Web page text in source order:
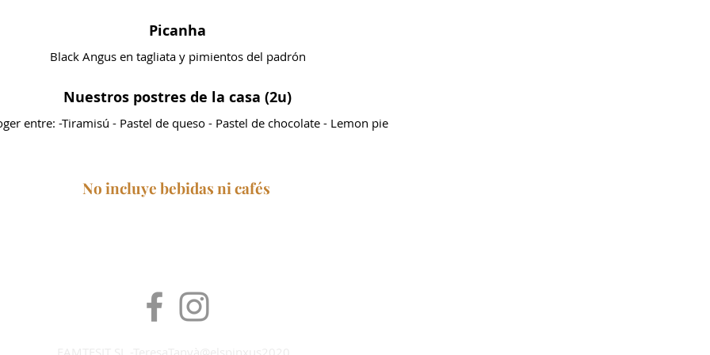
Picanha
Black Angus en tagliata y pimientos del padrón
Nuestros postres de la casa (2u)
entre: -Tiramisú - Pastel de queso - Pastel de chocolate - Lemon pie
No incluye bebidas ni cafés